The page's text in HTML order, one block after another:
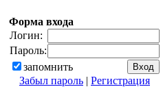
Форма входа
Логин:
Пароль:
запомнить
Забыл пароль | Регистрация